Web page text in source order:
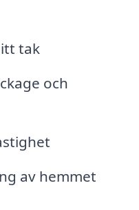
tak
och
av hemmet